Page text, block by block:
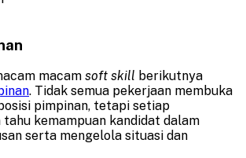
macam soft skill berikutnya
. Tidak semua pekerjaan membuka
pimpinan, tetapi setiap
tahu kemampuan kandidat dalam
serta mengelola situasi dan